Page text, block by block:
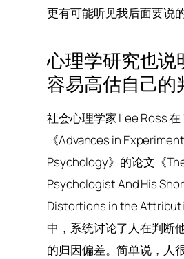
更有可能听见我后面要说
心理学研究也说
容易高估自己的
社会心理学家 Lee Ross 在
《Advances in
Psychology》的论文《
Psychologist And His
Distortions in the
中，系统讨论了人在判断
的归因偏差。简单说，人